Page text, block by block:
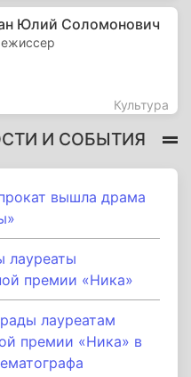
Юлий Соломонович
Культура
И СОБЫТИЯ
вышла драма
лауреаты
премии «Ника»
лауреатам
премии «Ника» в